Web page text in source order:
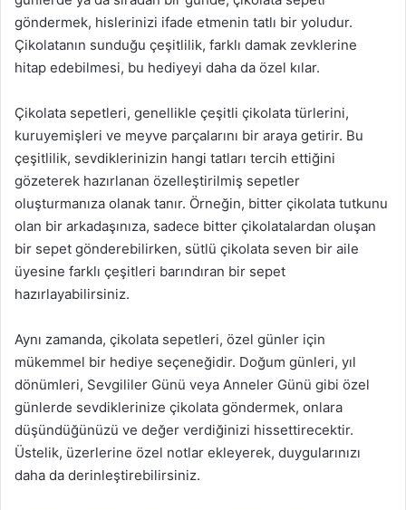
göndermek, hislerinizi ifade etmenin tatlı bir yoludur.
Çikolatanın sunduğu çeşitlilik, farklı damak zevklerine
hitap edebilmesi, bu hediyeyi daha da özel kılar.
Çikolata sepetleri, genellikle çeşitli çikolata türlerini,
kuruyemişleri ve meyve parçalarını bir araya getirir. Bu
çeşitlilik, sevdiklerinizin hangi tatları tercih ettiğini
gözeterek hazırlanan özelleştirilmiş sepetler
oluşturmanıza olanak tanır. Örneğin, bitter çikolata tutkunu
olan bir arkadaşınıza, sadece bitter çikolatalardan oluşan
bir sepet gönderebilirken, sütlü çikolata seven bir aile
üyesine farklı çeşitleri barındıran bir sepet
hazırlayabilirsiniz.
Aynı zamanda, çikolata sepetleri, özel günler için
mükemmel bir hediye seçeneğidir. Doğum günleri, yıl
dönümleri, Sevgililer Günü veya Anneler Günü gibi özel
günlerde sevdiklerinize çikolata göndermek, onlara
düşündüğünüzü ve değer verdiğinizi hissettirecektir.
Üstelik, üzerlerine özel notlar ekleyerek, duygularınızı
daha da derinleştirebilirsiniz.